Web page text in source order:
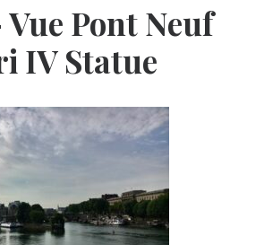
RecherchePont Neuf
IV Statue